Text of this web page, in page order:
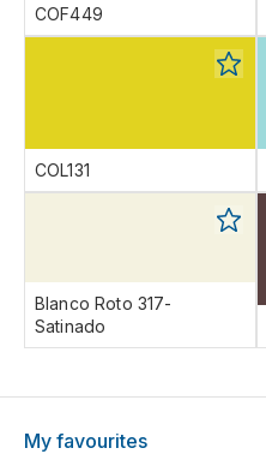
COF449
COL131
Blanco Roto 317-
Satinado
My favourites